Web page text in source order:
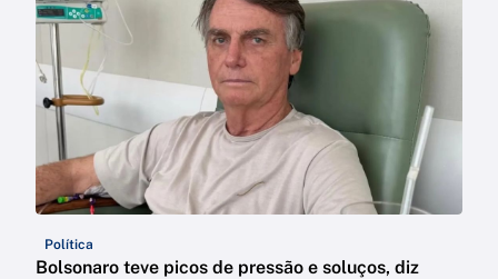
Política
Bolsonaro teve picos de pressão e soluços, diz